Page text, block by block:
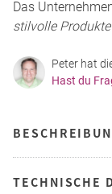
Das
stilvolle
Peter hat
Hast du
TECHNISCHE